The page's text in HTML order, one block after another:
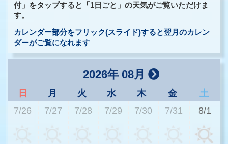
付」をタップすると「1日ごと」の天気がご覧いただけま
す。
カレンダー部分をフリック(スライド)すると翌月のカレン
ダーがご覧になれます
2026年 08月
日 月 火 水 木 金
土
7/26
7/27 7/28 7/29 7/30 7/31 8/1